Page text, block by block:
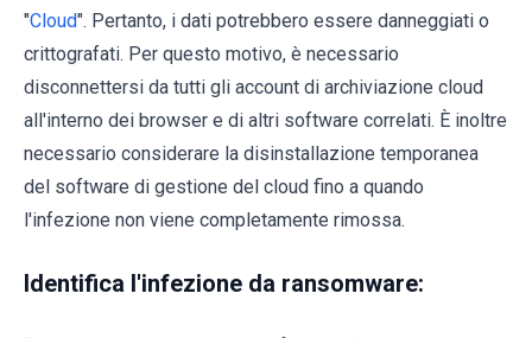
"Cloud". Pertanto, i dati potrebbero essere danneggiati o
crittografati. Per questo motivo, è necessario
disconnettersi da tutti gli account di archiviazione cloud
all'interno dei browser e di altri software correlati. È inoltre
necessario considerare la disinstallazione temporanea
del software di gestione del cloud fino a quando
l'infezione non viene completamente rimossa.
Identifica l'infezione da ransomware: